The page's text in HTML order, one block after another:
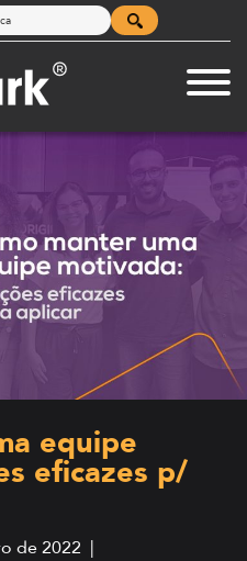
equipe
eficazes p/
de 2022 |